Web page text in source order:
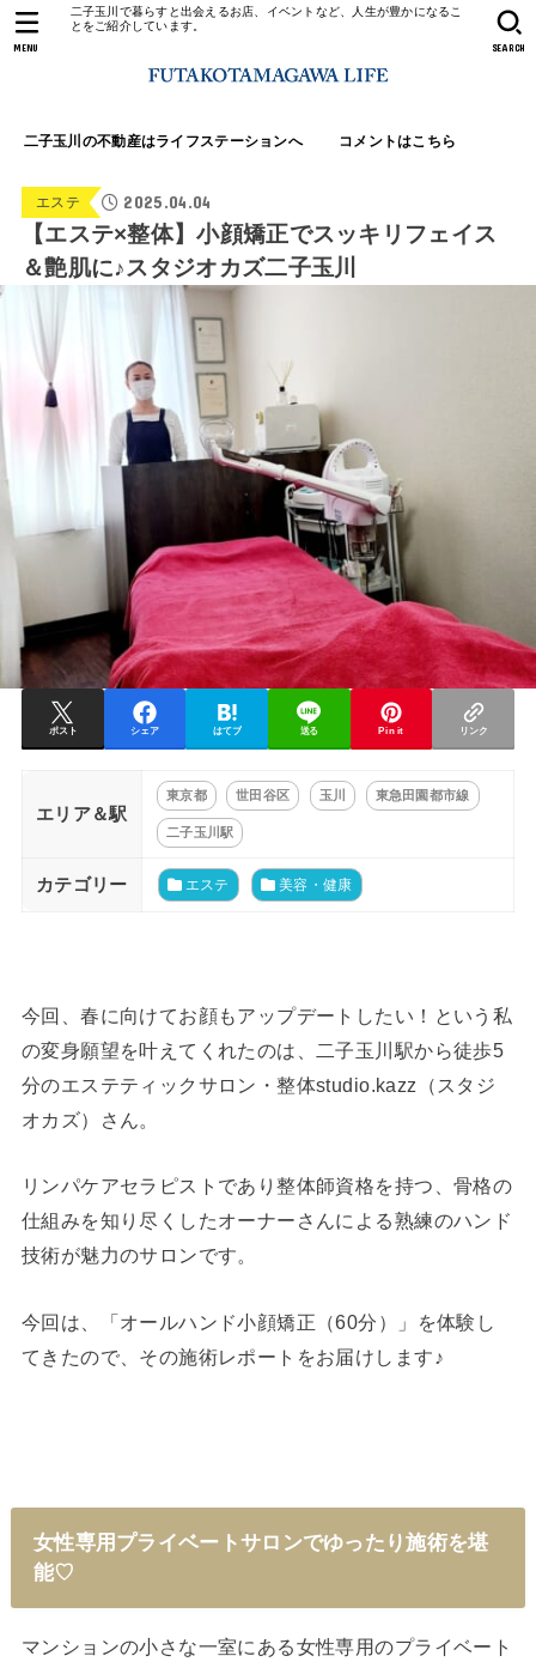
二子玉川で暮らすと出会えるお店、イベントなど、人生が豊かになるこ
とをご紹介しています。
二子玉川の不動産はライフステーションへ コメントはこちら
SEARCH
MENU
エステ 2025.04.04
【エステ×整体】小顔矯正でスッキリフェイス
＆艶肌に♪スタジオカズ二子玉川
ポスト シェア はてブ 送る Pin it リンク
エリア＆駅
東京都 世田谷区 玉川 東急田園都市線
二子玉川駅
カテゴリー エステ 美容・健康
今回、春に向けてお顔もアップデートしたい！という私
の変身願望を叶えてくれたのは、二子玉川駅から徒歩5
分のエステティックサロン・整体studio.kazz（スタジ
オカズ）さん。
リンパケアセラピストであり整体師資格を持つ、骨格の
仕組みを知り尽くしたオーナーさんによる熟練のハンド
技術が魅力のサロンです。
今回は、「オールハンド小顔矯正（60分）」を体験し
てきたので、その施術レポートをお届けします♪
女性専用プライベートサロンでゆったり施術を堪
能♡
マンションの小さな一室にある女性専用のプライベート